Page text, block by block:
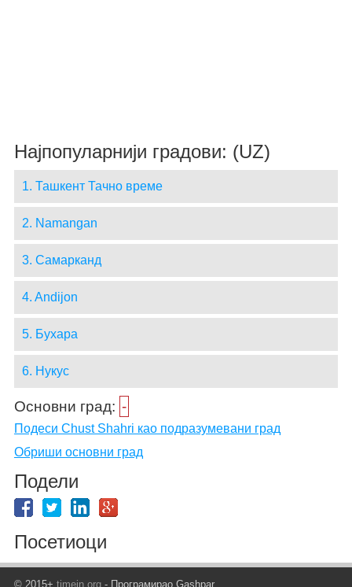
Најпопуларнији градови: (UZ)
1. Ташкент Тачно време
2. Namangan
3. Самарканд
4. Andijon
5. Бухара
6. Нукус
Основни град: -
Подеси Chust Shahri као подразумевани град
Обриши основни град
Подели
Посетиоци
© 2015+ timein.org- Програмирао Gashpar